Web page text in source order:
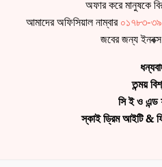
অফার করে মানুষকে
আমাদের অফিসিয়াল নাম্বার ০১৭৮৩-
জবের জন্য
তন্ময়
সি ই ও এন্ড
স্কাই ড্রিম আইটি &